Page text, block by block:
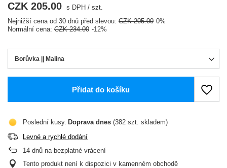
Borůvka || Malina
CZK 205.00 s DPH / szt.
Nejnižší cena od 30 dnů před slevou: CZK 205.00 0%
Normální cena: CZK 234.00 -12%
Přidat do košíku
Poslední kusy Doprava dnes (382 szt. skladem)
Levné a rychlé dodání
14 dnů na bezplatné vrácení
Tento produkt není k dispozici v kamenném obchodě